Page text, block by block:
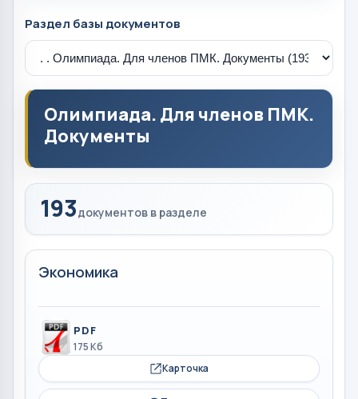
Раздел базы документов
Олимпиада. Для членов ПМК.
Документы
193документов в разделе
Экономика
PDF
175 Кб
Карточка